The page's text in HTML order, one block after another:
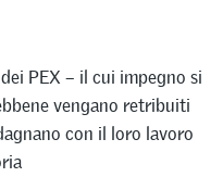
PEX – il cui impegno si
vengano retribuiti
con il loro lavoro